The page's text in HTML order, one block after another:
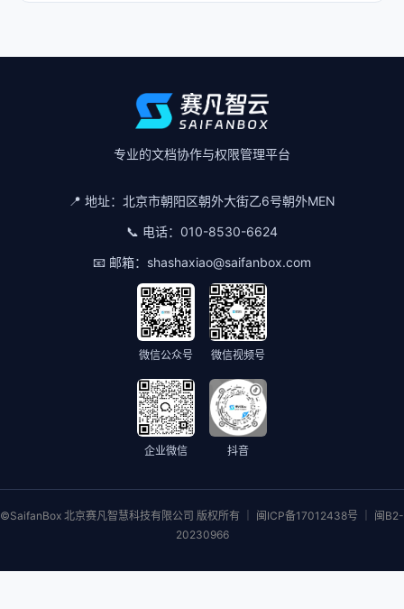
专业的文档协作与权限管理平台
📍 地址： 北京市朝阳区朝外大街乙6号朝外MEN
📞 电话： 010-8530-6624
📧 邮箱： shashaxiao@saifanbox.com
微信公众号 微信视频号
企业微信 抖音
©SaifanBox 北京赛凡智慧科技有限公司 版权所有 ｜ 闽ICP备17012438号 ｜ 闽B2-
20230966